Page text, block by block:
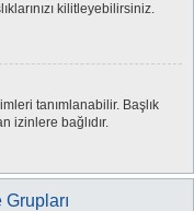
kilitleyebilirsiniz.
tanımlanabilir. Başlık
izinlere bağlıdır.
Grupları